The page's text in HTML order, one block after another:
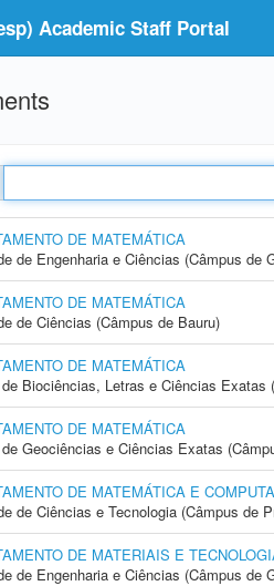
Academic Staff Portal
DE MATEMÁTICA
de Engenharia e Ciências (Câmpus de
DE MATEMÁTICA
de Ciências (Câmpus de Bauru)
DE MATEMÁTICA
Biociências, Letras e Ciências Exatas
DE MATEMÁTICA
Geociências e Ciências Exatas
DE MATEMÁTICA E
de Ciências e Tecnologia (Câmpus de
DE MATERIAIS E
de Engenharia e Ciências (Câmpus de